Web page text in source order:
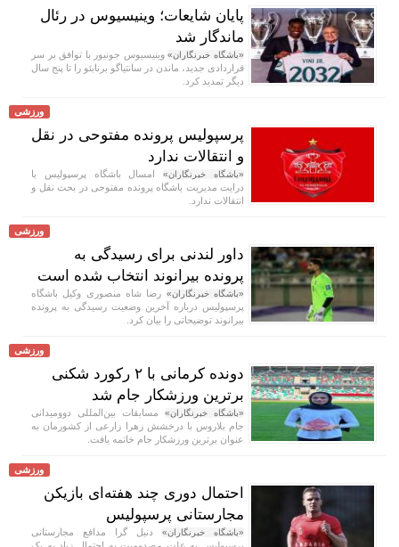
پایان شایعات؛ وینیسیوس در رئال
ماندگار شد
«باشگاه خبرنگاران»وینیسیوس جونیور با توافق بر سر
قراردادی جدید، ماندن در سانتیاگو برنابئو را تا پنج سال
دیگر تمدید کرد.
ورزشی
پرسپولیس پرونده مفتوحی در نقل
و انتقالات ندارد
«باشگاه خبرنگاران»امسال باشگاه پرسپولیس با
درایت مدیریت باشگاه پرونده مفتوحی در بحث نقل و
انتقالات ندارد.
ورزشی
داور لندنی برای رسیدگی به
پرونده بیرانوند انتخاب شده است
«باشگاه خبرنگاران» رضا شاه منصوری وکیل باشگاه
پرسپولیس درباره آخرین وضعیت رسیدگی به پرونده
بیرانوند توضیحاتی را بیان کرد.
ورزشی
دونده کرمانی با ۲ رکورد شکنی
برترین ورزشکار جام شد
«باشگاه خبرنگاران» مسابقات بین‌المللی دوومیدانی
جام بلاروس با درخشش زهرا زارعی از کشورمان به
عنوان برترین ورزشکار جام خاتمه یافت.
ورزشی
احتمال دوری چند هفته‌ای بازیکن
مجارستانی پرسپولیس
«باشگاه خبرنگاران» دنیل گرا مدافع مجارستانی